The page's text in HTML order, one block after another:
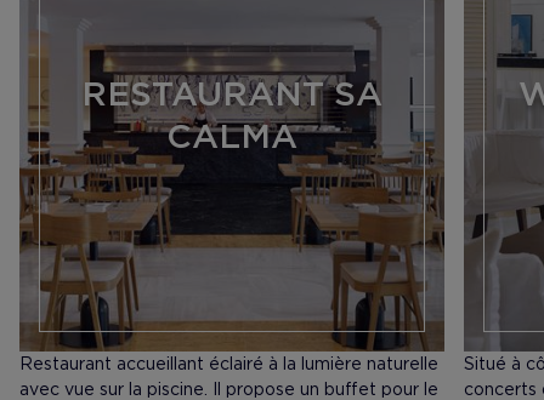
RESTAURANT SA
CALMA
Restaurant accueillant éclairé à la lumière naturelle
avec vue sur la piscine. Il propose un buffet pour le
Situé à
concerts